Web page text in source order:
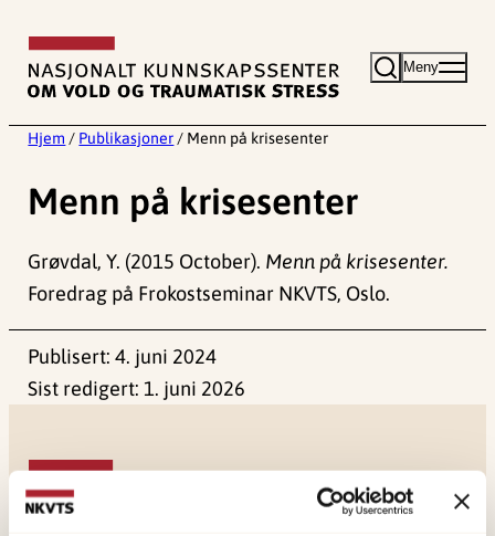
innhold
Meny
Hjem / Publikasjoner / Menn på krisesenter
Menn på krisesenter
Grøvdal, Y. (2015 October). Menn på krisesenter.
Foredrag på Frokostseminar NKVTS, Oslo.
Publisert:4. juni 2024
Sist redigert: 1. juni 2026